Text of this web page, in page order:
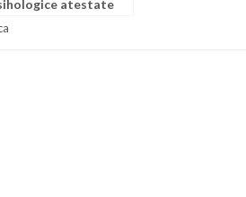
atestate